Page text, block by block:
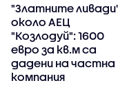
"Златните
около АЕЦ
"Козлодуй": 1600
евро за кв.м са
дадени на частна
компания